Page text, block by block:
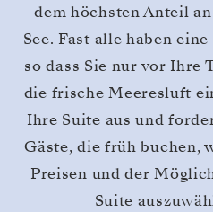
dem höchsten Anteil
See. Fast alle haben
so dass Sie nur vor Ihre
die frische Meeresluft
Ihre Suite aus und
Gäste, die früh buchen,
Preisen und der
Suite